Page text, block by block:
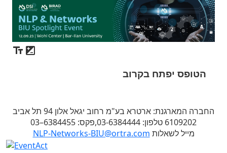
הטופס יפתח בקרוב
החברה המארגנת: ארטרא בע"מ רחוב יגאל אלון 94 תל אביב
6109202 טלפון: 03-6384444,פקס: 6384455–03
NLP-Networks-BIU@ortra.com מייל לשאלות